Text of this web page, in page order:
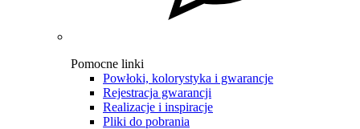
Pomocne linki
Powłoki, kolorystyka i gwarancje
Rejestracja gwarancji
Realizacje i inspiracje
Pliki do pobrania